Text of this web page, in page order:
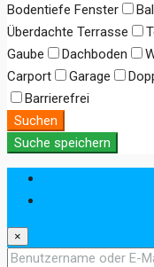
Bodentiefe Fenster
Überdachte Terrasse
Gaube
Dachboden
Carport
Garage
Barrierefrei
Suchen
Suche speichern
×